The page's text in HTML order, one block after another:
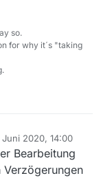
so.
for why it´s "taking
Juni 2020, 14:00
Bearbeitung